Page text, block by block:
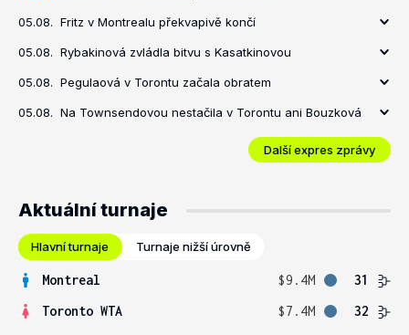
05.08. Fritz v Montrealu překvapivě končí
05.08. Rybakinová zvládla bitvu s Kasatkinovou
05.08. Pegulaová v Torontu začala obratem
05.08. Na Townsendovou nestačila v Torontu ani Bouzková
Další expres zprávy
Aktuální turnaje
Hlavní turnaje Turnaje nižší úrovně
Montreal $9.4M
31
Toronto WTA
$7.4M 32